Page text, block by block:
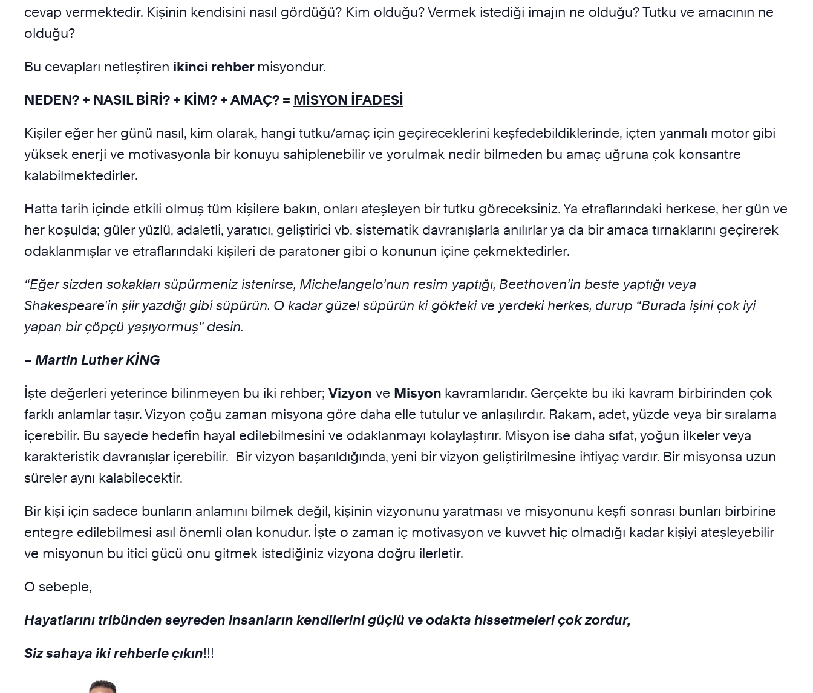
cevap vermektedir. Kişinin kendisini nasıl gördüğü? Kim olduğu? Vermek istediği imajın ne olduğu? Tutku ve amacının ne
olduğu?
Bu cevapları netleştiren ikinci rehbermisyondur.
NEDEN? + NASIL BİRİ? + KİM? +AMAÇ? = MİSYON İFADESİ
Kişiler eğer her günü nasıl, kim olarak, hangi tutku/amaç için geçireceklerini keşfedebildiklerinde, içten yanmalı motor gibi
yüksek enerji ve motivasyonla bir konuyu sahiplenebilir ve yorulmak nedir bilmeden bu amaç uğruna çok konsantre
kalabilmektedirler.
Hatta tarih içinde etkili olmuş tüm kişilere bakın, onları ateşleyen bir tutku göreceksiniz. Ya etraflarındaki herkese, her gün ve
her koşulda; güler yüzlü, adaletli, yaratıcı, geliştirici vb. sistematik davranışlarla anılırlar ya da bir amaca tırnaklarını geçirerek
odaklanmışlar ve etraflarındaki kişileri de paratoner gibi o konunun içine çekmektedirler.
“Eğer sizden sokakları süpürmeniz istenirse, Michelangelo’nun resim yaptığı, Beethoven’in beste yaptığı veya
Shakespeare’in şiir yazdığı gibi süpürün. O kadar güzel süpürün ki gökteki ve yerdeki herkes, durup “Burada işini çok iyi
yapan bir çöpçü yaşıyormuş” desin.
– Martin Luther KİNG
İşte değerleri yeterince bilinmeyen bu iki rehber; Vizyon ve Misyon kavramlarıdır. Gerçekte bu iki kavram birbirinden çok
farklı anlamlar taşır. Vizyon çoğu zaman misyona göre daha elle tutulur ve anlaşılırdır. Rakam, adet, yüzde veya bir sıralama
içerebilir. Bu sayede hedefin hayal edilebilmesini ve odaklanmayı kolaylaştırır. Misyon ise daha sıfat, yoğun ilkeler veya
karakteristik davranışlar içerebilir. Bir vizyon başarıldığında, yeni bir vizyon geliştirilmesine ihtiyaç vardır. Bir misyonsa uzun
süreler aynı kalabilecektir.
Bir kişi için sadece bunların anlamını bilmek değil, kişinin vizyonunu yaratması ve misyonunu keşfi sonrası bunları birbirine
entegre edilebilmesi asıl önemli olan konudur. İşte o zaman iç motivasyon ve kuvvet hiç olmadığı kadar kişiyi ateşleyebilir
ve misyonun bu itici gücü onu gitmek istediğiniz vizyona doğru ilerletir.
O sebeple,
Hayatlarını tribünden seyreden insanların kendilerini güçlü ve odakta hissetmeleri çok zordur,
Siz sahaya iki rehberle çıkın!!!